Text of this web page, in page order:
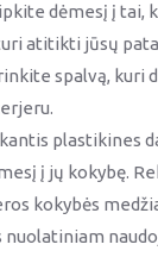
dėmesį į tai,
atitikti jūsų
spalvą, kuri
plastikines
į jų kokybę.
kokybės
nuolatiniam